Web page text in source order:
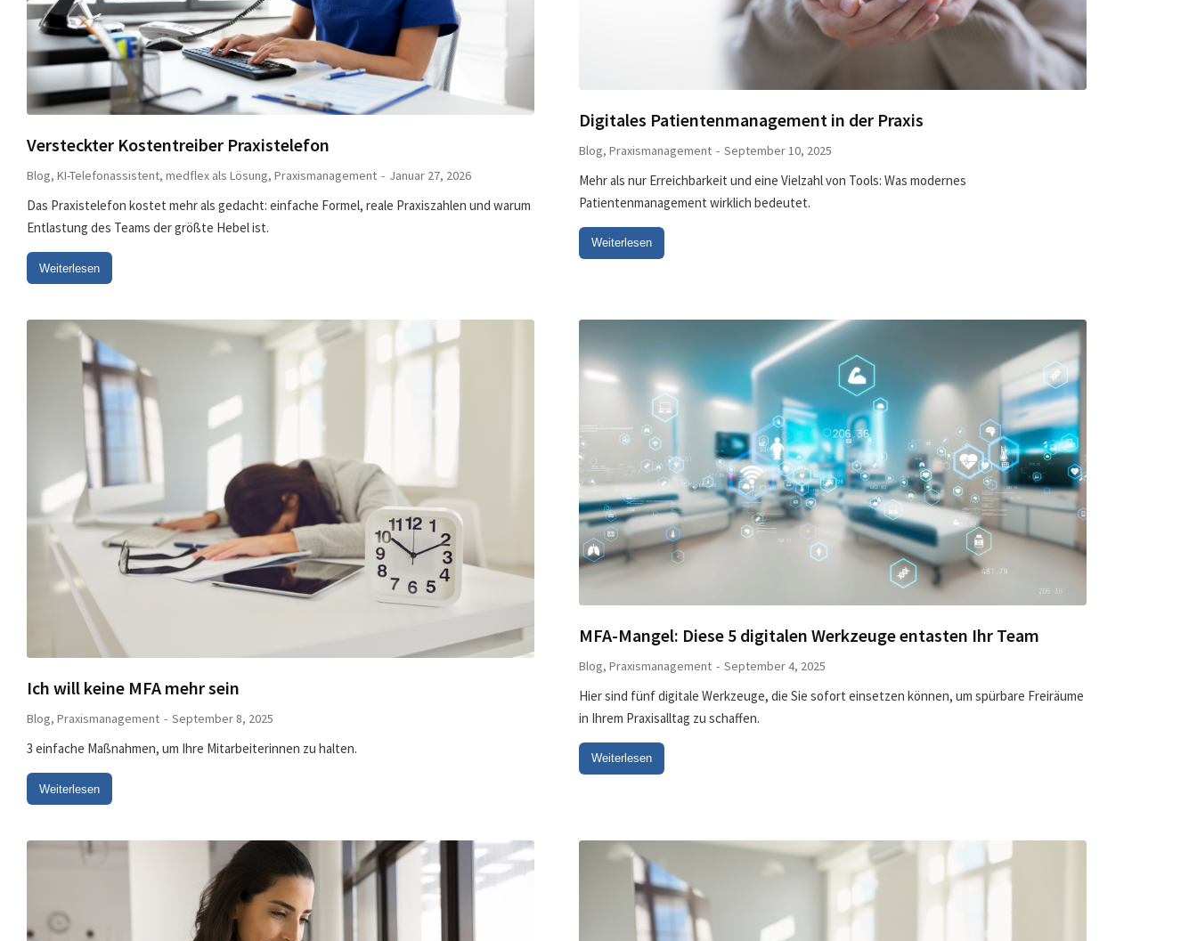
Versteckter Kostentreiber Praxistelefon
Blog, KI-Telefonassistent, medflex als Lösung, Praxismanagement Januar 27, 2026
Das Praxistelefon kostet mehr als gedacht: einfache Formel, reale Praxiszahlen und warum
Entlastung des Teams der größte Hebel ist.
Weiterlesen
Digitales Patientenmanagement in der Praxis
Blog, Praxismanagement September 10, 2025
Mehr als nur Erreichbarkeit und eine Vielzahl von Tools: Was modernes
Patientenmanagement wirklich bedeutet.
Weiterlesen
Ich will keine MFA mehr sein
Blog, Praxismanagement September 8, 2025
3 einfache Maßnahmen, um Ihre Mitarbeiterinnen zu halten.
Weiterlesen
MFA-Mangel: Diese 5 digitalen Werkzeuge entasten Ihr Team
Blog, Praxismanagement September 4, 2025
Hier sind fünf digitale Werkzeuge, die Sie sofort einsetzen können, um spürbare Freiräume
in Ihrem Praxisalltag zu schaffen.
Weiterlesen